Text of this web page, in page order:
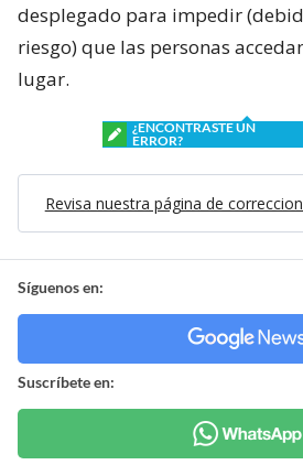
desplegado para impedir
riesgo) que las personas
lugar.
¿ENCONTRASTE UN
ERROR?
Revisa nuestra página de
Síguenos en:
Suscríbete en: